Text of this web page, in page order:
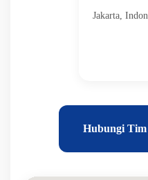
Jakarta,
Hubungi Tim